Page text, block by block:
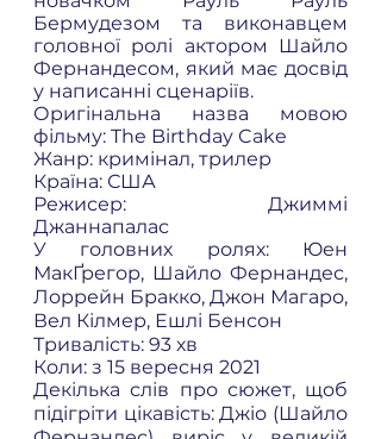
Бермудезом та виконавцем
головної ролі актором Шайло
Фернандесом, який має досвід
у написанні сценаріїв.
Оригінальна назва мовою
фільму: The Birthday Cake
Жанр: кримінал, трилер
Країна: США
Режисер: Джиммі
Джаннапалас
У головних ролях: Юен
МакҐрегор, Шайло Фернандес,
Лоррейн Бракко, Джон Магаро,
Вел Кілмер, Ешлі Бенсон
Тривалість: 93 хв
Коли: з 15 вересня 2021
Декілька слів про сюжет, щоб
підігріти цікавість: Джіо (Шайло